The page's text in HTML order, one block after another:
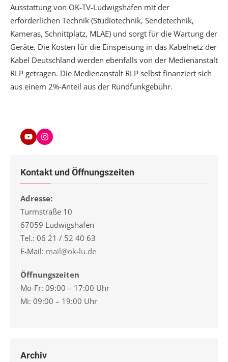
Ausstattung von OK-TV-Ludwigshafen mit der
erforderlichen Technik (Studiotechnik, Sendetechnik,
Kameras, Schnittplatz, MLAE) und sorgt für die Wartung der
Geräte. Die Kosten für die Einspeisung in das Kabelnetz der
Kabel Deutschland werden ebenfalls von der Medienanstalt
RLP getragen. Die Medienanstalt RLP selbst finanziert sich
aus einem 2%-Anteil aus der Rundfunkgebühr.
YoutubeInstagram
Kontakt und Öffnungszeiten
Adresse:
Turmstraße 10
67059 Ludwigshafen
Tel.: 06 21 / 52 40 63
E-Mail: mail@ok-lu.de
Öffnungszeiten
Mo-Fr: 09:00 – 17:00 Uhr
Mi: 09:00 – 19:00 Uhr
Archiv